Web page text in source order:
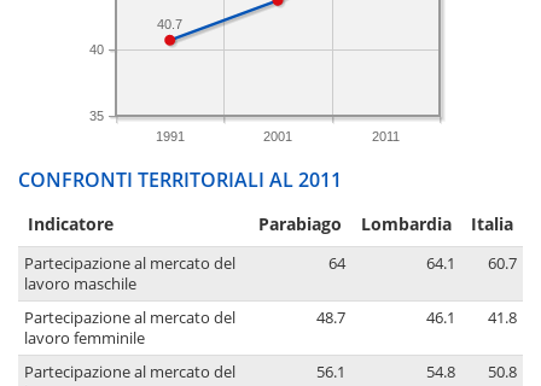
1991 2001 2011
35
40
40.7
CONFRONTI TERRITORIALI AL 2011
Indicatore Parabiago Lombardia Italia
Partecipazione al mercato del
lavoro maschile
64 64.1 60.7
Partecipazione al mercato del
lavoro femminile
48.7 46.1 41.8
Partecipazione al mercato del
56.1 54.8 50.8